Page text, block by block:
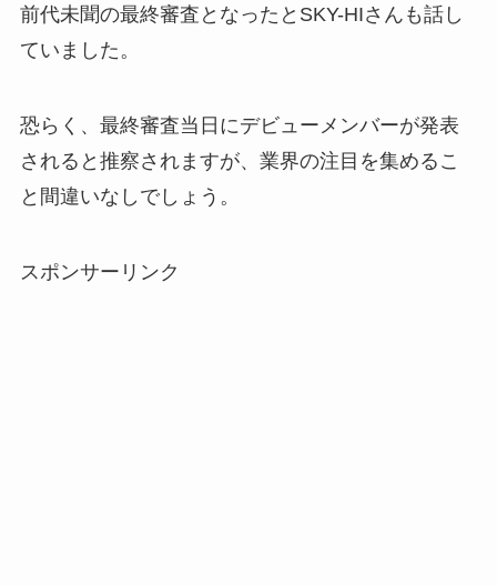
前代未聞の最終審査となったとSKY-HIさんも話し
ていました。
恐らく、最終審査当日にデビューメンバーが発表
されると推察されますが、業界の注目を集めるこ
と間違いなしでしょう。
スポンサーリンク